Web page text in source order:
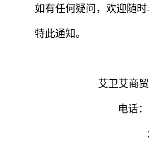
如有任何疑问，欢迎随时
特此通知。
艾卫艾商
电话